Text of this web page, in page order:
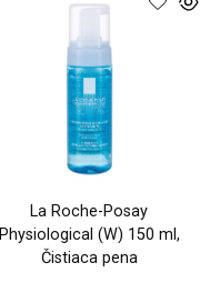
La Roche-Posay
Physiological (W) 150 ml,
Čistiaca pena